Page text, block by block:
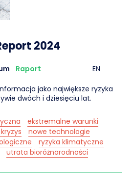
2024
Raport EN
jako największe ryzyka
dwóch i dziesięciu lat.
ekstremalne warunki
nowe technologie
ryzyka klimatyczne
utrata bioróżnorodności